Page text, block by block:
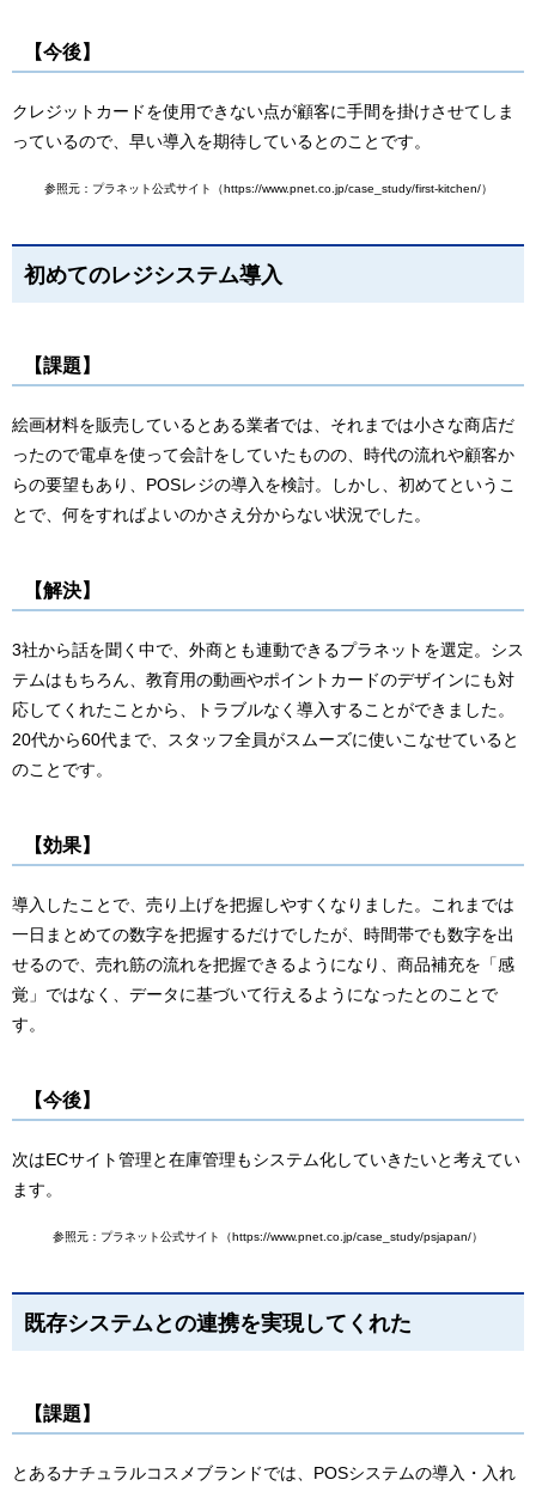
【今後】
クレジットカードを使用できない点が顧客に手間を掛けさせてしま
っているので、早い導入を期待しているとのことです。
参照元：プラネット公式サイト（https://www.pnet.co.jp/case_study/first-kitchen/）
初めてのレジシステム導入
【課題】
絵画材料を販売しているとある業者では、それまでは小さな商店だ
ったので電卓を使って会計をしていたものの、時代の流れや顧客か
らの要望もあり、POSレジの導入を検討。しかし、初めてというこ
とで、何をすればよいのかさえ分からない状況でした。
【解決】
3社から話を聞く中で、外商とも連動できるプラネットを選定。シス
テムはもちろん、教育用の動画やポイントカードのデザインにも対
応してくれたことから、トラブルなく導入することができました。
20代から60代まで、スタッフ全員がスムーズに使いこなせていると
のことです。
【効果】
導入したことで、売り上げを把握しやすくなりました。これまでは
一日まとめての数字を把握するだけでしたが、時間帯でも数字を出
せるので、売れ筋の流れを把握できるようになり、商品補充を「感
覚」ではなく、データに基づいて行えるようになったとのことで
す。
【今後】
次はECサイト管理と在庫管理もシステム化していきたいと考えてい
ます。
参照元：プラネット公式サイト（https://www.pnet.co.jp/case_study/psjapan/）
既存システムとの連携を実現してくれた
【課題】
とあるナチュラルコスメブランドでは、POSシステムの導入・入れ